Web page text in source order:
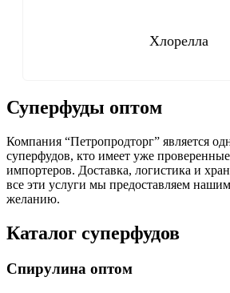
Хлорелла
Суперфуды оптом
Компания “Петропродторг” является
суперфудов, кто имеет уже
импортеров. Доставка, логистика и
все эти услуги мы предоставляем
желанию.
Каталог суперфудов
Спирулина оптом